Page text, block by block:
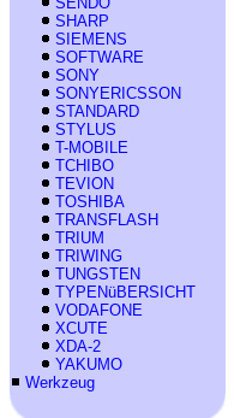
SHARP
SIEMENS
SOFTWARE
SONY
SONYERICSSON
STANDARD
STYLUS
T-MOBILE
TCHIBO
TEVION
TOSHIBA
TRANSFLASH
TRIUM
TRIWING
TUNGSTEN
TYPENüBERSICHT
VODAFONE
XCUTE
XDA-2
YAKUMO
Werkzeug